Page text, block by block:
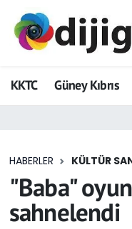
KKTC Güney Kıbrıs
HABERLER KÜLTÜR
"Baba"
sahnelendi
ADVERTORIAL
Dijigazete
Eğitim
Ekonomi
Hava Durumu
Trafik Durumu
Tüm
Son Dakika